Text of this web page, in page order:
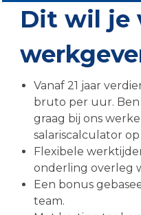
Dit wil je
Vanaf 21 jaar
bruto per uur.
graag bij ons
salariscalculator op
Flexibele
onderling overleg
Een bonus
team.